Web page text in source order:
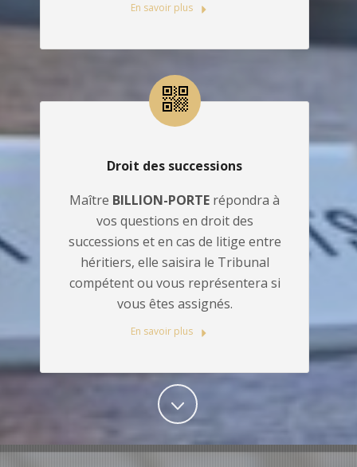
En savoir plus
Droit des successions
Maître BILLION-PORTE répondra à
vos questions en droit des
successions et en cas de litige entre
héritiers, elle saisira le Tribunal
compétent ou vous représentera si
vous êtes assignés.
En savoir plus